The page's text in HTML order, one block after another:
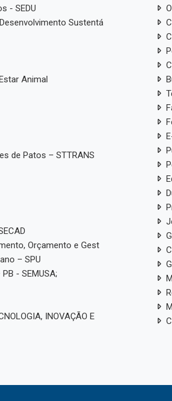
- SEDU
Sustentá
Animal
de Patos – STTRANS
Orçamento e Gest
– SPU
- SEMUSA;
INOVAÇÃO E